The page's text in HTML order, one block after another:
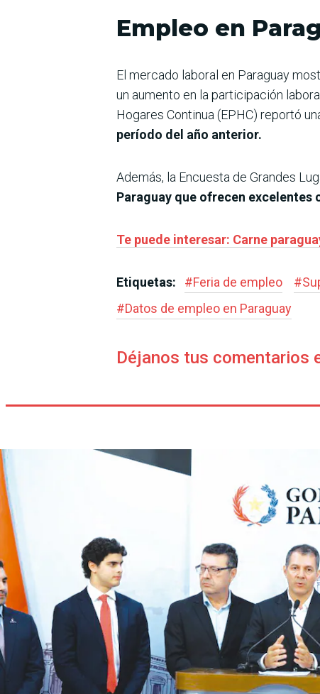
Empleo en
El mercado laboral en Paraguay
un aumento en la participación
Hogares Continua (EPHC) reportó
período del año anterior.
Además, la Encuesta de Grandes
Paraguay que ofrecen
Te puede interesar: Carne
Etiquetas: #Feria de empleo #
#Datos de empleo en Paraguay
Déjanos tus comentarios